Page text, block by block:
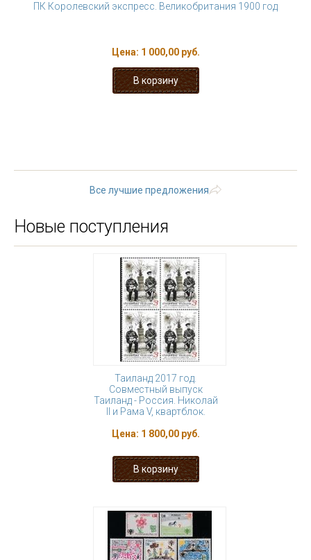
ПК Королевский экспресс. Великобритания 1900 год
Цена: 1 000,00 руб.
Все лучшие предложения
Новые поступления
Таиланд 2017 год.
Совместный выпуск
Таиланд - Россия. Николай
II и Рама V, квартблок.
Цена: 1 800,00 руб.